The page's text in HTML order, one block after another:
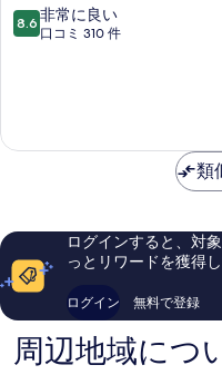
テ
ル
Pesaro
10
段
に
コ
310
件
の
口
8.6 非常に良い
口コミ 310 件
類
ログインすると、対
っとリワードを獲得
ログイン 無料で登録
周辺地域につ